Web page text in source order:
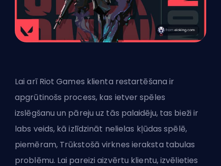
Lai arī Riot Games klienta restartēšana ir
apgrūtinošs process, kas ietver spēles
izslēgšanu un pāreju uz tās palaidēju, tas bieži ir
labs veids, kā izlīdzināt nelielas kļūdas spēlē,
piemēram, Trūkstošā virknes ieraksta tabulas
problēmu. Lai pareizi aizvērtu klientu, izvēlieties